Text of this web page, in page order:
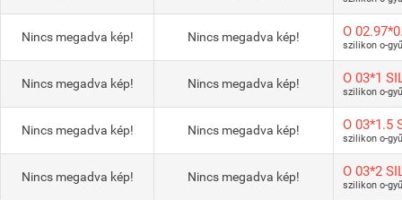
Nincs megadva kép! Nincs megadva kép! O
szilikon o-
Nincs megadva kép! Nincs megadva kép! O 03*1
szilikon o-
Nincs megadva kép! Nincs megadva kép! O 03*1.5
szilikon o-
Nincs megadva kép! Nincs megadva kép! O 03*2
szilikon o-